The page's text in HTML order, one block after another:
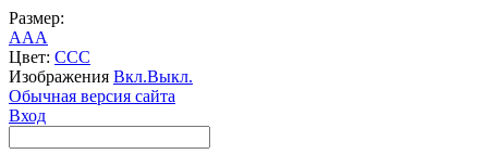
Размер:
AAA
Цвет: CCC
Изображения Вкл.Выкл.
Обычная версия сайта
Вход